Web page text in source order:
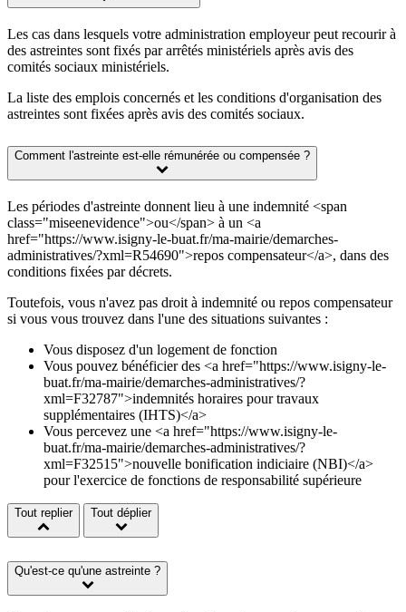
Les cas dans lesquels votre administration employeur peut recourir à
des astreintes sont fixés par arrêtés ministériels après avis des
comités sociaux ministériels.
La liste des emplois concernés et les conditions d'organisation des
astreintes sont fixées après avis des comités sociaux.
Comment l'astreinte est-elle rémunérée ou compensée ?
Les périodes d'astreinte donnent lieu à une indemnité <span
class="miseenevidence">ou</span> à un <a
href="https://www.isigny-le-buat.fr/ma-mairie/demarches-
administratives/?xml=R54690">repos compensateur</a>, dans des
conditions fixées par décrets.
Toutefois, vous n'avez pas droit à indemnité ou repos compensateur
si vous vous trouvez dans l'une des situations suivantes :
Vous disposez d'un logement de fonction
Vous pouvez bénéficier des <a href="https://www.isigny-le-
buat.fr/ma-mairie/demarches-administratives/?
xml=F32787">indemnités horaires pour travaux
supplémentaires (IHTS)</a>
Vous percevez une <a href="https://www.isigny-le-
buat.fr/ma-mairie/demarches-administratives/?
xml=F32515">nouvelle bonification indiciaire (NBI)</a>
pour l'exercice de fonctions de responsabilité supérieure
Tout replier Tout déplier
Qu'est-ce qu'une astreinte ?